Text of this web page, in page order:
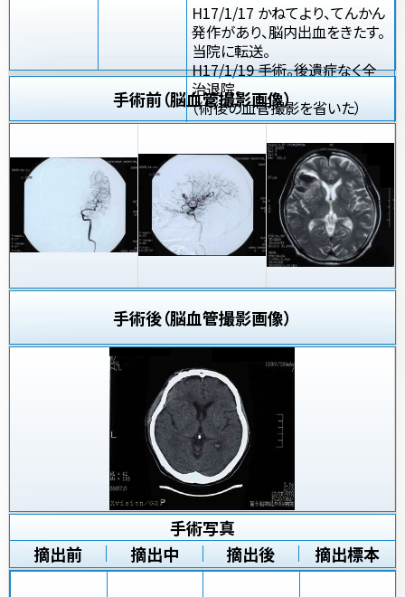
H17/1/17 かねてより、てんかん
発作があり、脳内出血をきたす。
当院に転送。
H17/1/19 手術。後遺症なく全
治退院。
（術後の血管撮影を省いた）
手術前（脳血管撮影画像）
手術後（脳血管撮影画像）
手術写真
摘出前
摘出中 摘出後 摘出標本